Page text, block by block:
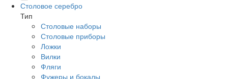
Столовое серебро
Тип
Столовые наборы
Столовые приборы
Ложки
Вилки
Фляги
Фужеры и бокалы